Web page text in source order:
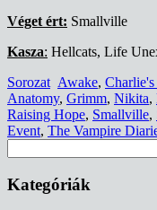
Véget ért: Smallville
Kasza: Hellcats, Life
Sorozat Awake,
Anatomy, Grimm, Nikita,
Raising Hope, Smallville,
Event, The Vampire
Kategóriák